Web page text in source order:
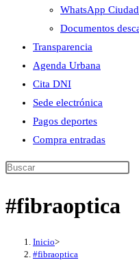
WhatsApp
Documentos
Transparencia
Agenda Urbana
Cita DNI
Sede electrónica
Pagos deportes
Compra entradas
Buscar
esta
#fibraoptica
Inicio>
#fibraoptica